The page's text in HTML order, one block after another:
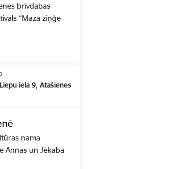
brīvdabas
“Mazā ziņģe
iela 9, Atašienes
nama
Annas un Jēkaba